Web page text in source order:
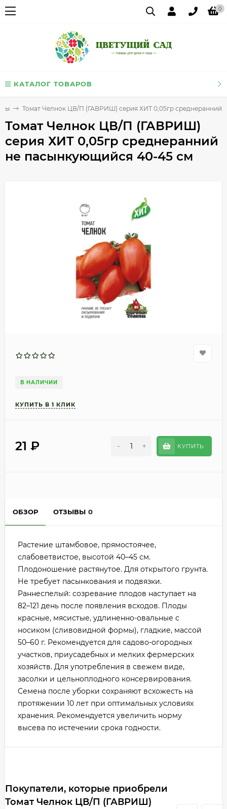
0
КАТАЛОГ ТОВАРОВ
Томат Челнок ЦВ/П (ГАВРИШ) серия ХИТ 0,05гр среднеранний
Томат Челнок ЦВ/П (ГАВРИШ)
серия ХИТ 0,05гр среднеранний
не пасынкующийся 40-45 см
В НАЛИЧИИ
21 ₽ - + КУПИТЬ
ОБЗОР ОТЗЫВЫ 0
Растение штамбовое, прямостоячее,
слабоветвистое, высотой 40–45 см.
Плодоношение растянутое. Для открытого грунта.
Не требует пасынкования и подвязки.
Раннеспелый: созревание плодов наступает на
82–121 день после появления всходов. Плоды
красные, мясистые, удлиненно-овальные с
носиком (сливовидной формы), гладкие, массой
50–60 г. Рекомендуется для садово-огородных
участков, приусадебных и мелких фермерских
хозяйств. Для употребления в свежем виде,
засолки и цельноплодного консервирования.
Семена после уборки сохраняют всхожесть на
протяжении 10 лет при оптимальных условиях
хранения. Рекомендуется увеличить норму
высева по истечении срока годности.
Покупатели, которые приобрели
Томат Челнок ЦВ/П (ГАВРИШ)